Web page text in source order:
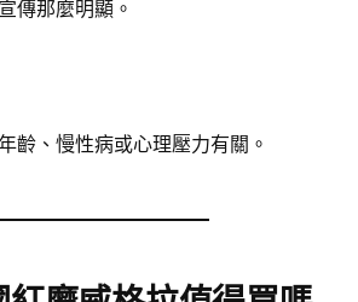
傳那麼明顯。
齡、慢性病或心理壓力有關。